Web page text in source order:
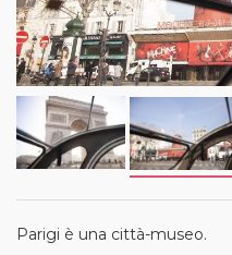
Parigi è una città-museo.